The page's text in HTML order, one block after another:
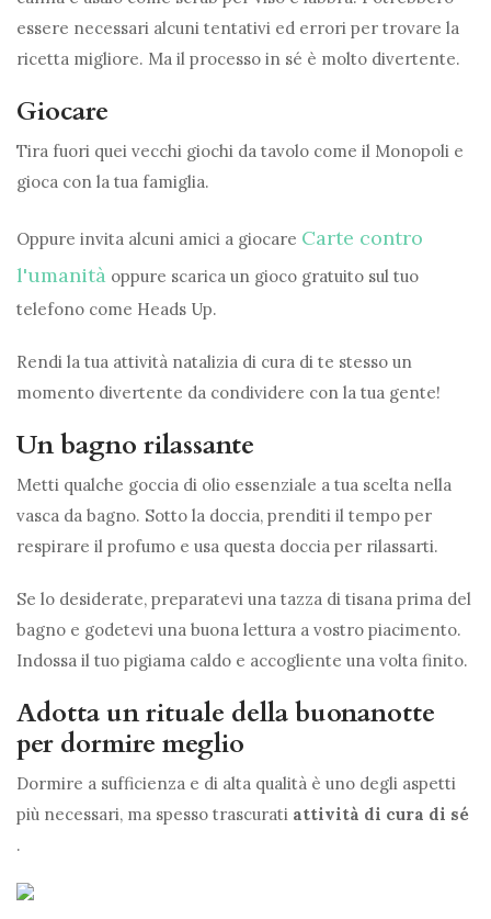
essere necessari alcuni tentativi ed errori per trovare la
ricetta migliore. Ma il processo in sé è molto divertente.
Giocare
Tira fuori quei vecchi giochi da tavolo come il Monopoli e
gioca con la tua famiglia.
Oppure invita alcuni amici a giocare Carte contro
l'umanità oppure scarica un gioco gratuito sul tuo
telefono come Heads Up.
Rendi la tua attività natalizia di cura di te stesso un
momento divertente da condividere con la tua gente!
Un bagno rilassante
Metti qualche goccia di olio essenziale a tua scelta nella
vasca da bagno. Sotto la doccia, prenditi il ​​tempo per
respirare il profumo e usa questa doccia per rilassarti.
Se lo desiderate, preparatevi una tazza di tisana prima del
bagno e godetevi una buona lettura a vostro piacimento.
Indossa il tuo pigiama caldo e accogliente una volta finito.
Adotta un rituale della buonanotte
per dormire meglio
Dormire a sufficienza e di alta qualità è uno degli aspetti
più necessari, ma spesso trascurati attività di cura di sé
.